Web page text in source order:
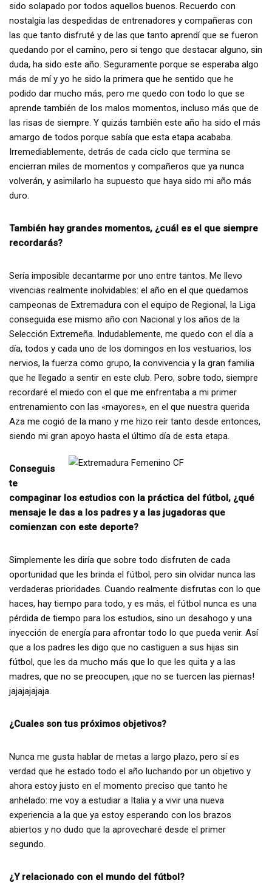
sido solapado por todos aquellos buenos. Recuerdo con
nostalgia las despedidas de entrenadores y compañeras con
las que tanto disfruté y de las que tanto aprendí que se fueron
quedando por el camino, pero si tengo que destacar alguno, sin
duda, ha sido este año. Seguramente porque se esperaba algo
más de mí y yo he sido la primera que he sentido que he
podido dar mucho más, pero me quedo con todo lo que se
aprende también de los malos momentos, incluso más que de
las risas de siempre. Y quizás también este año ha sido el más
amargo de todos porque sabía que esta etapa acababa.
Irremediablemente, detrás de cada ciclo que termina se
encierran miles de momentos y compañeros que ya nunca
volverán, y asimilarlo ha supuesto que haya sido mi año más
duro.
También hay grandes momentos, ¿cuál es el que siempre
recordarás?
Sería imposible decantarme por uno entre tantos. Me llevo
vivencias realmente inolvidables: el año en el que quedamos
campeonas de Extremadura con el equipo de Regional, la Liga
conseguida ese mismo año con Nacional y los años de la
Selección Extremeña. Indudablemente, me quedo con el día a
día, todos y cada uno de los domingos en los vestuarios, los
nervios, la fuerza como grupo, la convivencia y la gran familia
que he llegado a sentir en este club. Pero, sobre todo, siempre
recordaré el miedo con el que me enfrentaba a mi primer
entrenamiento con las «mayores», en el que nuestra querida
Aza me cogió de la mano y me hizo reír tanto desde entonces,
siendo mi gran apoyo hasta el último día de esta etapa.
Conseguis
te
compaginar los estudios con la práctica del fútbol, ¿qué
mensaje le das a los padres y a las jugadoras que
comienzan con este deporte?
Simplemente les diría que sobre todo disfruten de cada
oportunidad que les brinda el fútbol, pero sin olvidar nunca las
verdaderas prioridades. Cuando realmente disfrutas con lo que
haces, hay tiempo para todo, y es más, el fútbol nunca es una
pérdida de tiempo para los estudios, sino un desahogo y una
inyección de energía para afrontar todo lo que pueda venir. Así
que a los padres les digo que no castiguen a sus hijas sin
fútbol, que les da mucho más que lo que les quita y a las
madres, que no se preocupen, ¡que no se tuercen las piernas!
jajajajajaja.
¿Cuales son tus próximos objetivos?
Nunca me gusta hablar de metas a largo plazo, pero sí es
verdad que he estado todo el año luchando por un objetivo y
ahora estoy justo en el momento preciso que tanto he
anhelado: me voy a estudiar a Italia y a vivir una nueva
experiencia a la que ya estoy esperando con los brazos
abiertos y no dudo que la aprovecharé desde el primer
segundo.
¿Y relacionado con el mundo del fútbol?